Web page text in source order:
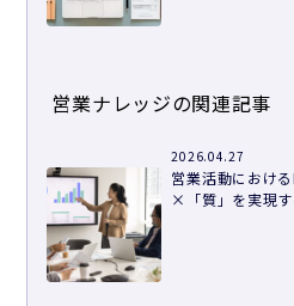
営業ナレッジの関連記事
2026.04.27
営業活動におけ
×「質」を実現